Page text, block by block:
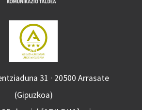
31 · 20500 Arrasate
(Gipuzkoa)